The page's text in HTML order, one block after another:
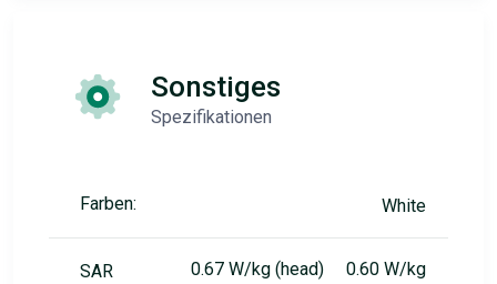
Sonstiges
Spezifikationen
Farben: White
SAR 0.67 W/kg (head) 0.60 W/kg